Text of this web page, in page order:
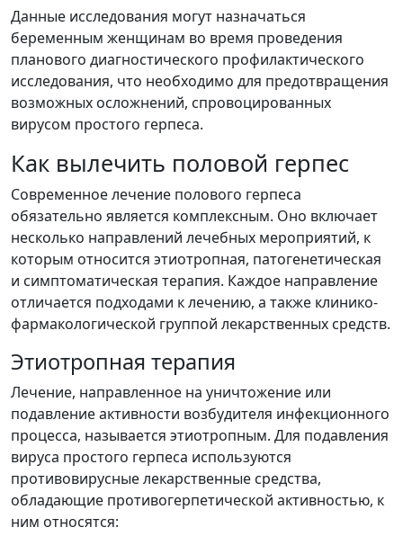
Данные исследования могут назначаться
беременным женщинам во время проведения
планового диагностического профилактического
исследования, что необходимо для предотвращения
возможных осложнений, спровоцированных
вирусом простого герпеса.
Как вылечить половой герпес
Современное лечение полового герпеса
обязательно является комплексным. Оно включает
несколько направлений лечебных мероприятий, к
которым относится этиотропная, патогенетическая
и симптоматическая терапия. Каждое направление
отличается подходами к лечению, а также клинико-
фармакологической группой лекарственных средств.
Этиотропная терапия
Лечение, направленное на уничтожение или
подавление активности возбудителя инфекционного
процесса, называется этиотропным. Для подавления
вируса простого герпеса используются
противовирусные лекарственные средства,
обладающие противогерпетической активностью, к
ним относятся: